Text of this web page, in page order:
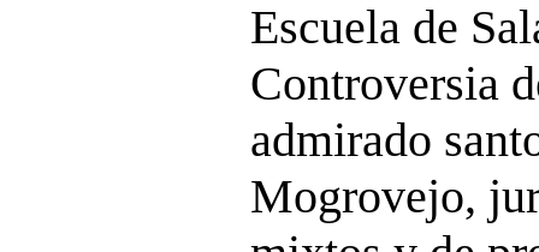
Escuela de
Controversia
admirado
Mogrovejo,